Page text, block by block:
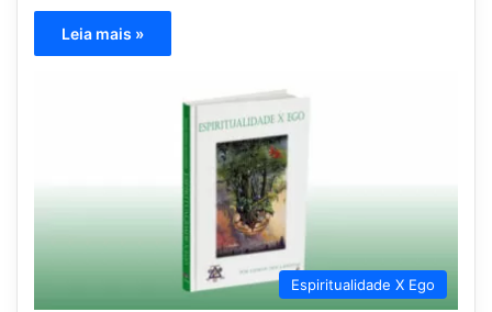
Leia mais »
Espiritualidade X Ego